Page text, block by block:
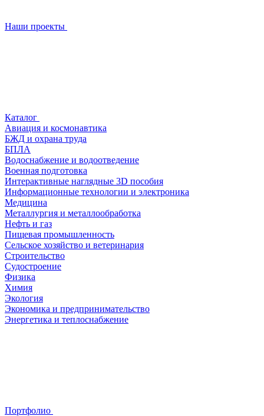
Наши проекты
Каталог
Авиация и космонавтика
БЖД и охрана труда
БПЛА
Водоснабжение и водоотведение
Военная подготовка
Интерактивные наглядные 3D пособия
Информационные технологии и электроника
Медицина
Металлургия и металлообработка
Нефть и газ
Пищевая промышленность
Сельское хозяйство и ветеринария
Строительство
Судостроение
Физика
Химия
Экология
Экономика и предпринимательство
Энергетика и теплоснабжение
Портфолио